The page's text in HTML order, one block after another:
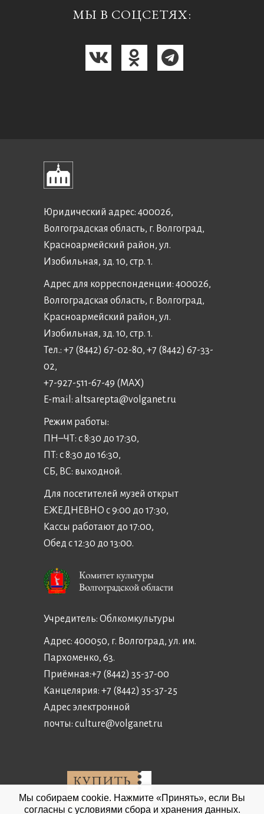
МЫ В СОЦСЕТЯХ:
Юридический адрес: 400026,
Волгоградская область, г. Волгоград,
Красноармейский район, ул.
Изобильная, зд. 10, стр. 1.
Адрес для корреспонденции: 400026,
Волгоградская область, г. Волгоград,
Красноармейский район, ул.
Изобильная, зд. 10, стр. 1.
Тел.: +7 (8442) 67-02-80, +7 (8442) 67-33-
02,
+7-927-511-67-49 (MAX)
E-mail: altsarepta@volganet.ru
Режим работы:
ПН–ЧТ: с 8:30 до 17:30,
ПТ: с 8:30 до 16:30,
СБ, ВС: выходной.
Для посетителей музей открыт
ЕЖЕДНЕВНО с 9:00 до 17:30,
Кассы работают до 17:00,
Обед с 12:30 до 13:00.
Учредитель: Облкомкультуры
Адрес: 400050, г. Волгоград, ул. им.
Пархоменко, 63.
Приёмная:+7 (8442) 35-37-00
Канцелярия: +7 (8442) 35-37-25
Адрес электронной
почты: culture@volganet.ru
Мы собираем cookie. Нажмите «Принять», если Вы
согласны с условиями сбора и хранения данных.